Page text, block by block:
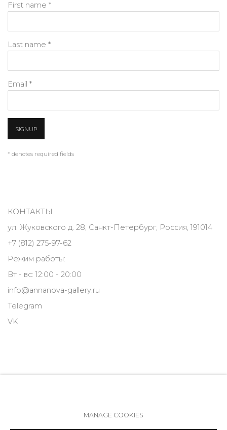
First name *
Last name *
Email *
SIGNUP
* denotes required fields
КОНТАКТЫ
ул. Жуковского д. 28, Санкт-Петербург, Россия, 191014
+7 (812) 275-97-62
Режим работы:
Вт - вс: 12:00 - 20:00
info@annanova-gallery.ru
Telegram
VK
MANAGE COOKIES